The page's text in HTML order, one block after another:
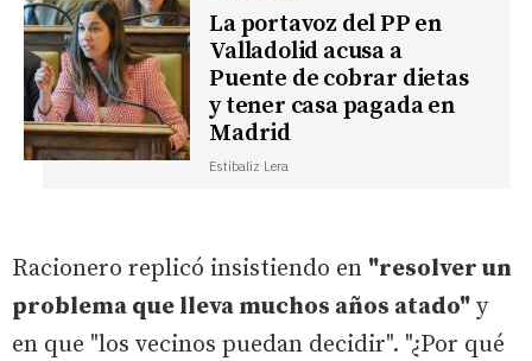
La portavoz del PP en
Valladolid acusa a
Puente de cobrar dietas
y tener casa pagada en
Madrid
Estíbaliz Lera
Racionero replicó insistiendo en "resolver un
problema que lleva muchos años atado" y
en que "los vecinos puedan decidir". "¿Por qué